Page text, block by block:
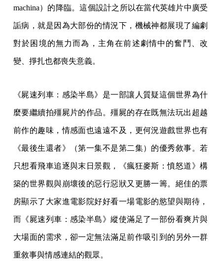
machina）的降臨。這個設計之所以在當代英雄片中廣受
詬病，就是因為大部份的情況下，機械神都展現了編劇
對於困境的無力而為，主角在前述劇情中的奮鬥、改
變、掙扎也都喪失意義。
《屍速列車：感染半島》是一部讓人質疑這個世界為什
麼要繼續拍殭屍片的作品。殭屍的存在既無法玩出超越
前作的趣味，情感面也遠遠不及，更何況遊戲世界也有
《最後生還者》（第一集不是第二集）的優秀敘事。若
只想看飛車追逐與末日景觀，《瘋狂麥斯：憤怒道》構
築的世界觀與崩壞後的惡行惡狀又更勝一籌。絕佳的票
房顯示了大家進電影院好好看一場電影的慾望與期待，
而《屍速列車：感染半島》縱使滿足了一部份看爽片與
大場面的需求，卻一定無法滿足前作吸引到的另外一群
重敘事與情感連結的觀眾。